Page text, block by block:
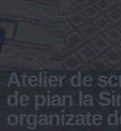
Atelier de
de pian la
organizate